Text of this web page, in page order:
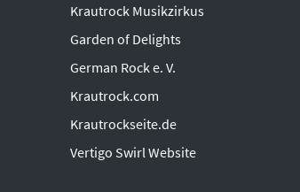
Krautrock Musikzirkus
Garden of Delights
German Rock e. V.
Krautrock.com
Krautrockseite.de
Vertigo Swirl Website